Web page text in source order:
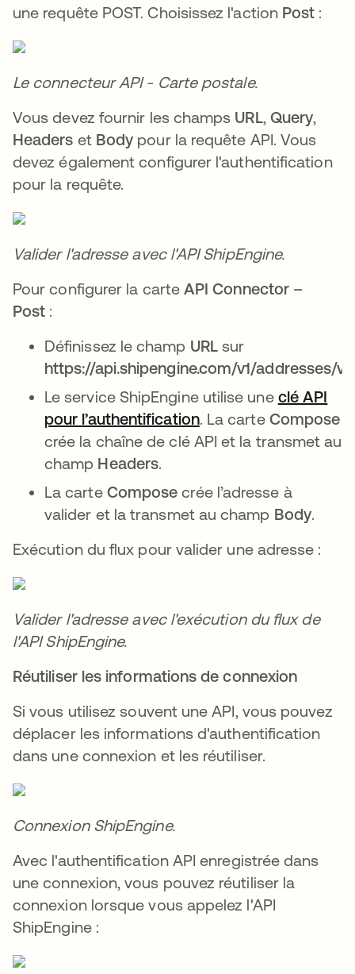
une requête POST. Choisissez l'action Post :
Le connecteur API - Carte postale.
Vous devez fournir les champs URL Query
Headers et Body pour la requête API. Vous
devez également configurer l'authentification
pour la requête.
Valider l'adresse avec l'API ShipEngine.
Pour configurer la carte API Connector –
Post :
Définissez le champ URL sur
https://api.shipengine.com/v1/addresses/
Le service ShipEngine utilise une clé API
pour l’authentifications’ouvre dans un
. La carte Compose
crée la chaîne de clé API et la transmet au
champ Headers
La carte Compose crée l’adresse à
valider et la transmet au champ Body.
Exécution du flux pour valider une adresse :
Valider l'adresse avec l'exécution du flux de
l'API ShipEngine.
Réutiliser les informations de connexion
Si vous utilisez souvent une API, vous pouvez
déplacer les informations d'authentification
dans une connexion et les réutiliser.
Connexion ShipEngine.
Avec l'authentification API enregistrée dans
une connexion, vous pouvez réutiliser la
connexion lorsque vous appelez l'API
ShipEngine :